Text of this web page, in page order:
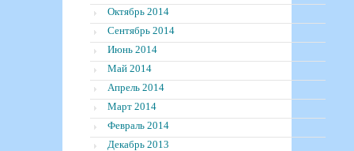
Октябрь 2014
Сентябрь 2014
Июнь 2014
Май 2014
Апрель 2014
Март 2014
Февраль 2014
Декабрь 2013